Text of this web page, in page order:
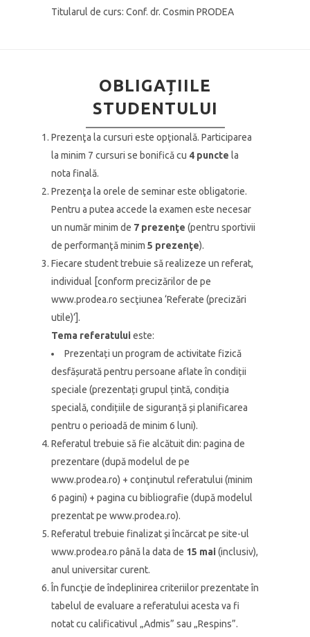
Titularul de curs: Conf. dr. Cosmin PRODEA
OBLIGAȚIILE
STUDENTULUI
Prezenţa la cursuri este opţională. Participarea
la minim 7 cursuri se bonifică cu 4 puncte la
nota finală.
Prezenţa la orele de seminar este obligatorie.
Pentru a putea accede la examen este necesar
un număr minim de 7 prezenţe (pentru sportivii
de performanţă minim 5 prezenţe).
Fiecare student trebuie să realizeze un referat,
individual [conform precizărilor de pe
www.prodea.ro secţiunea ‘Referate (precizări
utile)’].
Tema referatului este:
Prezentați un program de activitate fizică
desfășurată pentru persoane aflate în condiții
speciale (prezentați grupul țintă, condiția
specială, condițiile de siguranță și planificarea
pentru o perioadă de minim 6 luni).
Referatul trebuie să fie alcătuit din: pagina de
prezentare (după modelul de pe
www.prodea.ro) + conţinutul referatului (minim
6 pagini) + pagina cu bibliografie (după modelul
prezentat pe www.prodea.ro).
Referatul trebuie finalizat şi încărcat pe site-ul
www.prodea.ro până la data de 15 mai (inclusiv),
anul universitar curent.
În funcţie de îndeplinirea criteriilor prezentate în
tabelul de evaluare a referatului acesta va fi
notat cu calificativul „Admis” sau „Respins”.